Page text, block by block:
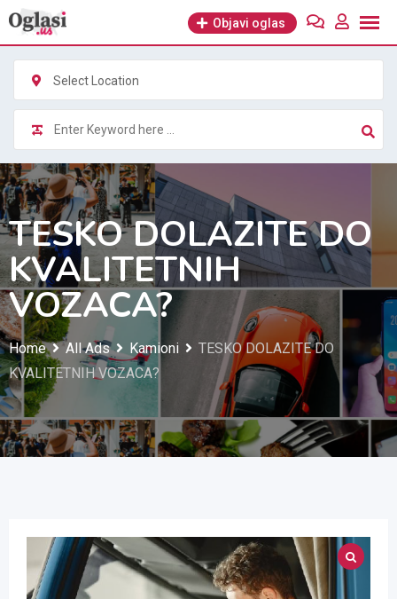
Skip
content
Objavi oglas
Select Location
TESKO DOLAZITE DO
KVALITETNIH
VOZACA?
Home All Ads Kamioni
TESKO DOLAZITE DO
KVALITETNIH VOZACA?